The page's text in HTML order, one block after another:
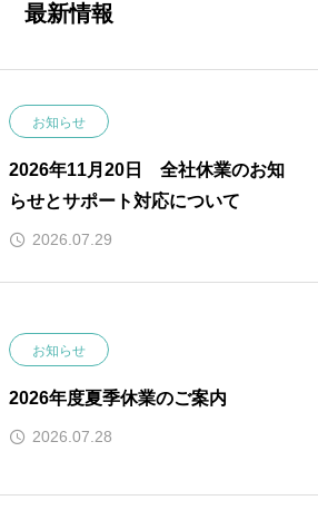
最新情報
お知らせ
2026年11月20日 全社休業のお知
らせとサポート対応について
2026.07.29
お知らせ
2026年度夏季休業のご案内
2026.07.28